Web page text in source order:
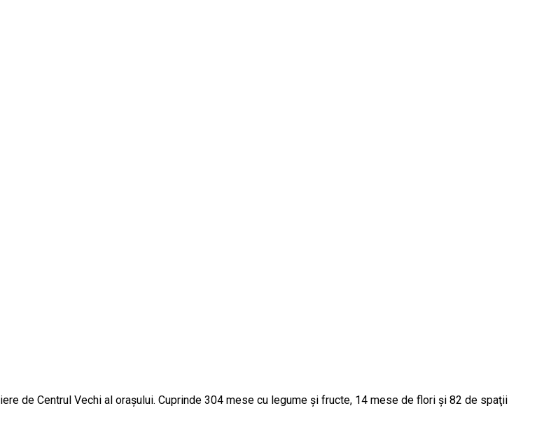
de Centrul Vechi al orașului. Cuprinde 304 mese cu legume și fructe, 14 mese de flori și 82 de spaţii